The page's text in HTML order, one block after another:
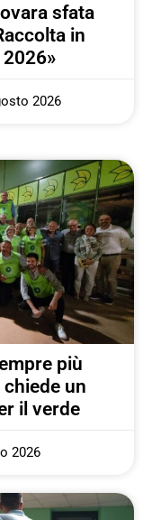
sfata
in
2026
più
un
il verde
2026